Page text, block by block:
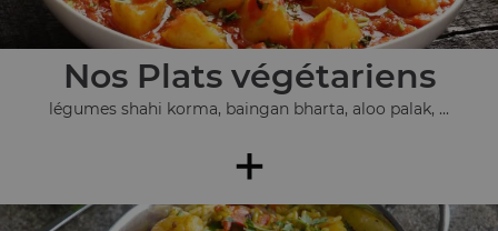
Nos Plats végétariens
légumes shahi korma, baingan bharta, aloo palak, ...
+